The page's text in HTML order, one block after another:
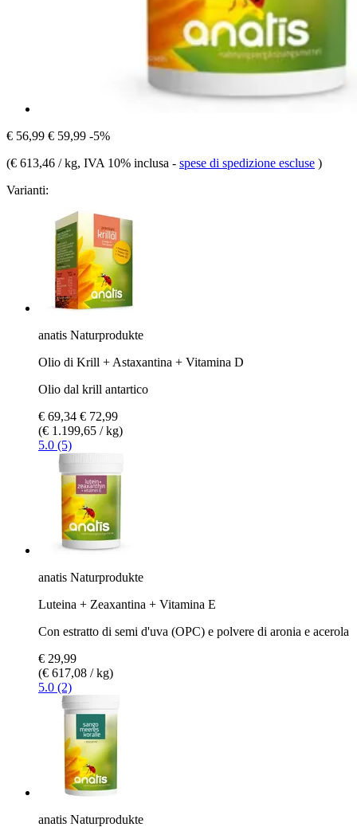
€ 56,99 € 59,99 -5%
(€ 613,46 / kg, IVA 10% inclusa - spese di spedizione escluse )
Varianti:
anatis Naturprodukte
Olio di Krill + Astaxantina + Vitamina D
Olio dal krill antartico
€ 69,34 € 72,99
(€ 1.199,65 / kg)
5.0 (5)
anatis Naturprodukte
Luteina + Zeaxantina + Vitamina E
Con estratto di semi d'uva (OPC) e polvere di aronia e acerola
€ 29,99
(€ 617,08 / kg)
5.0 (2)
anatis Naturprodukte